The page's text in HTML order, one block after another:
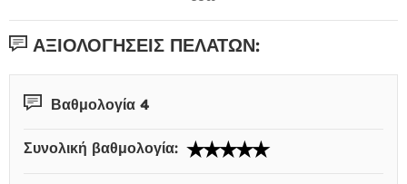
ΑΞΙΟΛΟΓΉΣΕΙΣ ΠΕΛΑΤΏΝ:
Βαθμολογία 4
Συνολική βαθμολογία: